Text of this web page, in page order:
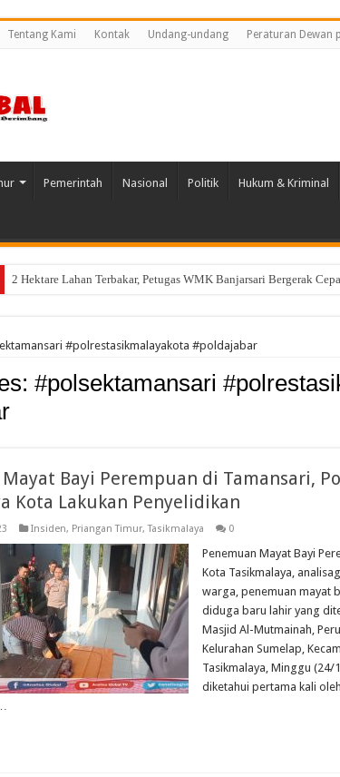
Tentang Kami Kontak Undang-undang Peraturan Dewan
Pemerintah Nasional Politik Hukum & Kriminal
2 Hektare Lahan Terbakar, Petugas WMK Banjarsari Bergerak
Semarak HUT Kemerdekaan RI ke-81, Pemdes Cisayong Gelar
#polrestasikmalayakota #poldajabar
#polsektamansari
Bayi Perempuan di Tamansari,
Kota Lakukan Penyelidikan
Insiden, Priangan Timur,Tasikmalaya 0
Penemuan Mayat Bayi
Kota Tasikmalaya,
warga, penemuan mayat
diduga baru lahir yang
Masjid Al-Mutmainah,
Kelurahan Sumelap,
Tasikmalaya, Minggu (24/
diketahui pertama kali